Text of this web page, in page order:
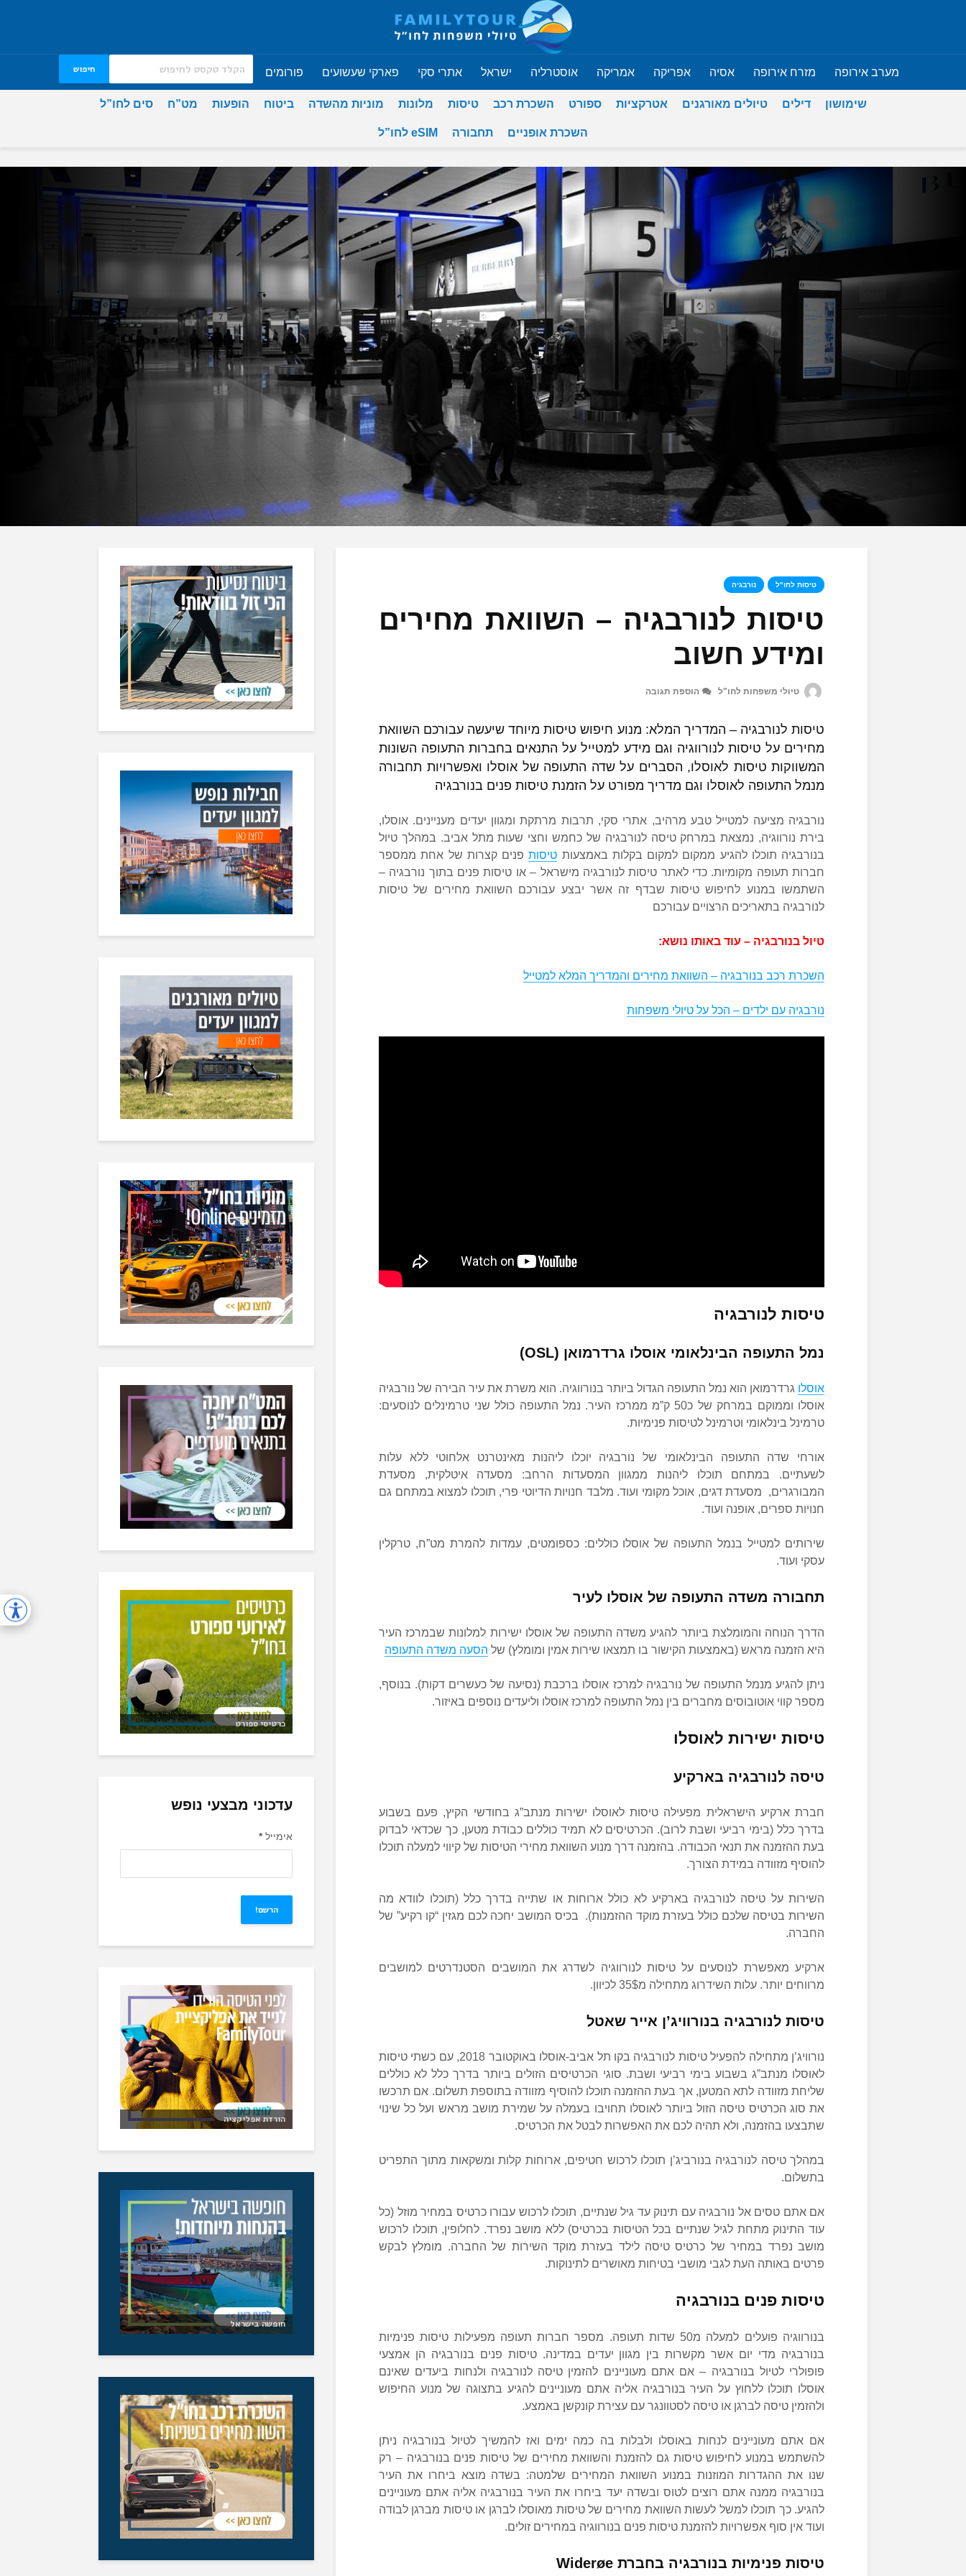
מערב אירופה מזרח אירופה אסיה אפריקה אמריקה אוסטרליה ישראל אתרי סקי פארקי שעשועים פורומים חיפוש
שימושון דילים טיולים מאורגנים אטרקציות ספורט השכרת רכב טיסות מלונות מוניות מהשדה ביטוח הופעות מט”ח סים לחו”ל
השכרת אופניים תחבורה eSIM לחו”ל
טיסות לחו"ל נורבגיה
טיסות לנורבגיה – השוואת מחירים
ומידע חשוב
טיולי משפחות לחו"ל הוספת תגובה
טיסות לנורבגיה – המדריך המלא: מנוע חיפוש טיסות מיוחד שיעשה עבורכם השוואת
מחירים על טיסות לנורווגיה וגם מידע למטייל על התנאים בחברות התעופה השונות
המשווקות טיסות לאוסלו, הסברים על שדה התעופה של אוסלו ואפשרויות תחבורה
מנמל התעופה לאוסלו וגם מדריך מפורט על הזמנת טיסות פנים בנורבגיה
נורבגיה מציעה למטייל טבע מרהיב, אתרי סקי, תרבות מרתקת ומגוון יעדים מעניינים. אוסלו,
בירת נורווגיה, נמצאת במרחק טיסה לנורבגיה של כחמש וחצי שעות מתל אביב. במהלך טיול
בנורבגיה תוכלו להגיע ממקום למקום בקלות באמצעות טיסותפנים קצרות של אחת ממספר
חברות תעופה מקומיות. כדי לאתר טיסות לנורבגיה מישראל – או טיסות פנים בתוך נורבגיה –
השתמשו במנוע לחיפוש טיסות שבדף זה אשר יבצע עבורכם השוואת מחירים של טיסות
לנורבגיה בתאריכים הרצויים עבורכם
טיול בנורבגיה – עוד באותו נושא:
השכרת רכב בנורבגיה – השוואת מחירים והמדריך המלא למטייל
נורבגיה עם ילדים – הכל על טיולי משפחות
טיסות לנורבגיה
נמל התעופה הבינלאומי אוסלו גרדרמואן (OSL)
אוסלו גרדרמואן הוא נמל התעופה הגדול ביותר בנורווגיה. הוא משרת את עיר הבירה של נורבגיה
אוסלו וממוקם במרחק של כ50 ק”מ ממרכז העיר. נמל התעופה כולל שני טרמינלים לנוסעים:
טרמינל בינלאומי וטרמינל לטיסות פנימיות.
אורחי שדה התעופה הבינלאומי של נורבגיה יוכלו ליהנות מאינטרנט אלחוטי ללא עלות
לשעתיים. במתחם תוכלו ליהנות ממגוון המסעדות הרחב: מסעדה איטלקית, מסעדת
המבורגרים, מסעדת דגים, אוכל מקומי ועוד. מלבד חנויות הדיוטי פרי, תוכלו למצוא במתחם גם
חנויות ספרים, אופנה ועוד.
שירותים למטייל בנמל התעופה של אוסלו כוללים: כספומטים, עמדות להמרת מט”ח, טרקלין
עסקי ועוד.
תחבורה משדה התעופה של אוסלו לעיר
הדרך הנוחה והמומלצת ביותר להגיע משדה התעופה של אוסלו ישירות למלונות שבמרכז העיר
היא הזמנה מראש (באמצעות הקישור בו תמצאו שירות אמין ומומלץ) של הסעה משדה התעופה
ניתן להגיע מנמל התעופה של נורבגיה למרכז אוסלו ברכבת (נסיעה של כעשרים דקות). בנוסף,
מספר קווי אוטובוסים מחברים בין נמל התעופה למרכז אוסלו וליעדים נוספים באיזור.
טיסות ישירות לאוסלו
טיסה לנורבגיה בארקיע
חברת ארקיע הישראלית מפעילה טיסות לאוסלו ישירות מנתב”ג בחודשי הקיץ, פעם בשבוע
בדרך כלל (בימי רביעי ושבת לרוב). הכרטיסים לא תמיד כוללים כבודת מטען, כך שכדאי לבדוק
בעת ההזמנה את תנאי הכבודה. בהזמנה דרך מנוע השוואת מחירי הטיסות של קיווי למעלה תוכלו
להוסיף מזוודה במידת הצורך.
השירות על טיסה לנורבגיה בארקיע לא כולל ארוחות או שתייה בדרך כלל (תוכלו לוודא מה
השירות בטיסה שלכם כולל בעזרת מוקד ההזמנות). בכיס המושב יחכה לכם מגזין “קו רקיע” של
החברה.
ארקיע מאפשרת לנוסעים על טיסות לנורווגיה לשדרג את המושבים הסטנדרטים למושבים
מרווחים יותר. עלות השידרוג מתחילה מ35$ לכיוון.
טיסות לנורבגיה בנורוויג’ן אייר שאטל
נורוויג’ן מתחילה להפעיל טיסות לנורבגיה בקו תל אביב-אוסלו באוקטובר 2018, עם כשתי טיסות
לאוסלו מנתב”ג בשבוע בימי רביעי ושבת. סוגי הכרטיסים הזולים ביותר בדרך כלל לא כוללים
שליחת מזוודה לתא המטען, אך בעת ההזמנה תוכלו להוסיף מזוודה בתוספת תשלום. אם תרכשו
את סוג הכרטיס טיסה הזול ביותר לאוסלו תחויבו בעמלה על שמירת מושב מראש ועל כל שינוי
שתבצעו בהזמנה, ולא תהיה לכם את האפשרות לבטל את הכרטיס.
במהלך טיסה לנורבגיה בנורביג’ן תוכלו לרכוש חטיפים, ארוחות קלות ומשקאות מתוך התפריט
בתשלום.
אם אתם טסים אל נורבגיה עם תינוק עד גיל שנתיים, תוכלו לרכוש עבורו כרטיס במחיר מוזל (כל
עוד התינוק מתחת לגיל שנתיים בכל הטיסות בכרטיס) ללא מושב נפרד. לחלופין, תוכלו לרכוש
מושב נפרד במחיר של כרטיס טיסה לילד בעזרת מוקד השירות של החברה. מומלץ לבקש
פרטים באותה העת לגבי מושבי בטיחות מאושרים לתינוקות.
טיסות פנים בנורבגיה
בנורווגיה פועלים למעלה מ50 שדות תעופה. מספר חברות תעופה מפעילות טיסות פנימיות
בנורבגיה מדי יום אשר מקשרות בין מגוון יעדים במדינה. טיסות פנים בנורבגיה הן אמצעי
פופולרי לטיול בנורבגיה – אם אתם מעוניינים להזמין טיסה לנורבגיה ולנחות ביעדים שאינם
אוסלו תוכלו ללחוץ על העיר בנורבגיה אליה אתם מעוניינים להגיע בתצוגה של מנוע החיפוש
ולהזמין טיסה לברגן או טיסה לסטוונגר עם עצירת קונקשן באמצע.
אם אתם מעוניינים לנחות באוסלו ולבלות בה כמה ימים ואז להמשיך לטיול בנורבגיה ניתן
להשתמש במנוע לחיפוש טיסות גם להזמנת והשוואת מחירים של טיסות פנים בנורבגיה – רק
שנו את ההגדרות המוזנות במנוע השוואת המחירים שלמטה: בשדה מוצא ביחרו את העיר
בנורבגיה ממנה אתם רוצים לטוס ובשדה יעד ביחרו את העיר בנורבגיה אליה אתם מעוניינים
להגיע. כך תוכלו למשל לעשות השוואת מחירים של טיסות מאוסלו לברגן או טיסות מברגן לבודה
ועוד אין סוף אפשרויות להזמנת טיסות פנים בנורווגיה במחירים זולים.
טיסות פנימיות בנורבגיה בחברת Widerøe
כרטיסי ספורט
עדכוני מבצעי נופש
אימייל*
הורדת אפליקציה
חופשה בישראל